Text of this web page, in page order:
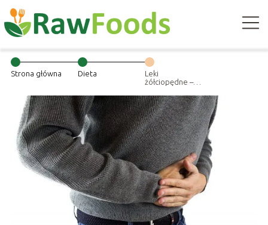
Strona główna Dieta
Leki
żółciopędne –
wzdęć!